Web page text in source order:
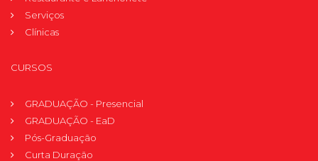
Serviços
Clínicas
CURSOS
GRADUAÇÃO - Presencial
GRADUAÇÃO - EaD
Pós-Graduação
Curta Duração